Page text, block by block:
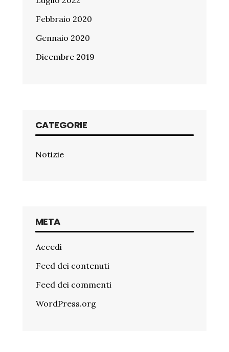
Febbraio 2020
Gennaio 2020
Dicembre 2019
CATEGORIE
Notizie
META
Accedi
Feed dei contenuti
Feed dei commenti
WordPress.org